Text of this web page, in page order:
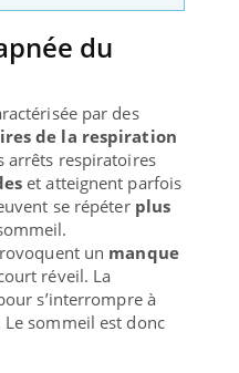
du
par des
de la respiration
arrêts respiratoires
et atteignent parfois
se répéter plus
un manque
réveil. La
s’interrompre à
sommeil est donc